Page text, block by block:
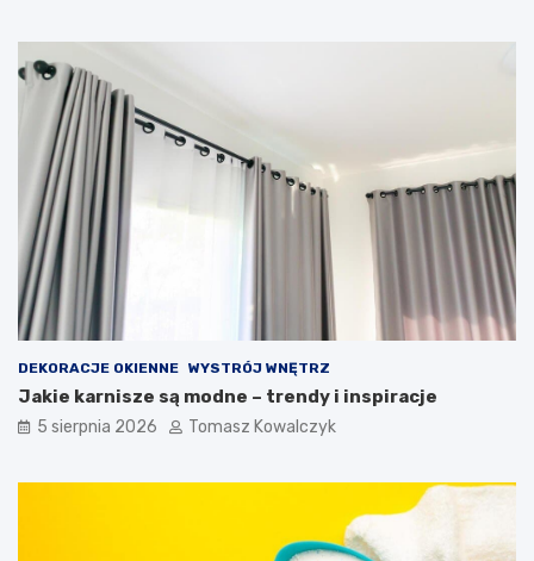
DEKORACJE OKIENNE WYSTRÓJ WNĘTRZ
Jakie karnisze są modne – trendy i inspiracje
5 sierpnia 2026 Tomasz Kowalczyk